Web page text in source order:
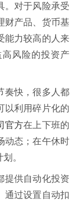
。对于风险承受
财产品、货币基
能力较高的人来
风险的投资产
奏快，很多人都
以利用碎片化的
官方在上下班的
动态；在午休时
。
提供自动化投资
通过设置自动扣